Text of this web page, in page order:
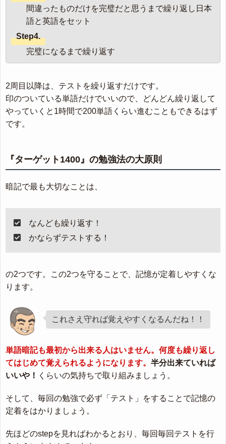
間違ったものだけを完璧だと思うまで繰り返し日本
語と英語をセット
Step4.
完璧になるまで繰り返す
2周目以降は、テストを繰り返すだけです。
印のついている単語だけでいいので、どんどん繰り返して
やっていくと1時間で200単語くらい進むこともできるはず
です。
『ターゲット1400』の勉強法の大原則
暗記で最も大切なことは、
なんども繰り返す！
かならずテストする！
の2つです。この2つを守ることで、記憶が定着しやすくな
ります。
これさえ守れば覚えやすくなるんだね！！
単語暗記も最初から出来る人はいません。何度も繰り返し
てはじめて覚えられるようになります。 半分出来ていれば
いいや！ くらいの気持ちで取り組みましょう。
そして、毎回の勉強で必ず「テスト」をすることで記憶の
定着をはかりましょう。
先ほどのstepを見ればわかるとおり、毎回毎回テストを行